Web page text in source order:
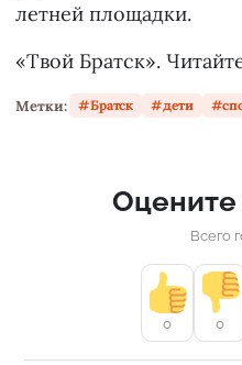
летней площадки.
«Твой Братск».
Метки: Братск дети
Оцените
Всего
0 0